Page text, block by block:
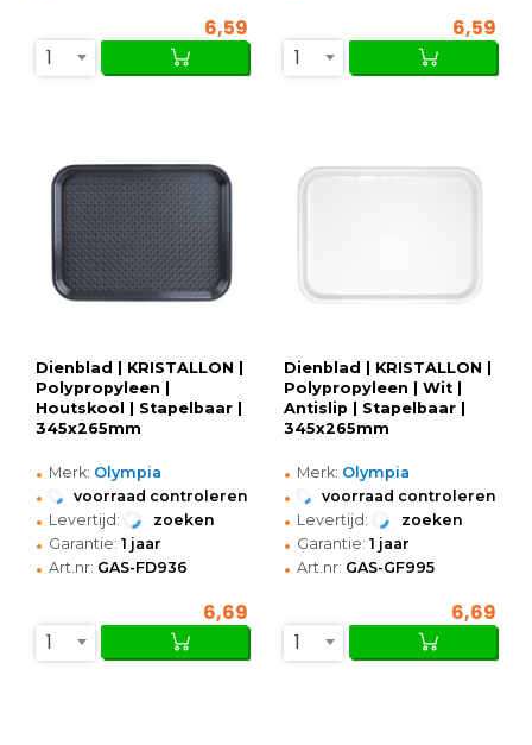
6,59
1
6,59
1
Dienblad | KRISTALLON |
Polypropyleen |
Houtskool | Stapelbaar |
345x265mm
• Merk: Olympia
• voorraad controleren
• Levertijd: zoeken
• Garantie: 1 jaar
• Art.nr: GAS-FD936
6,69
1
Dienblad | KRISTALLON |
Polypropyleen | Wit |
Antislip | Stapelbaar |
345x265mm
• Merk: Olympia
• voorraad controleren
• Levertijd: zoeken
• Garantie: 1 jaar
• Art.nr: GAS-GF995
6,69
1